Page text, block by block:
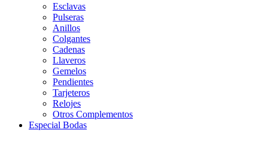
Esclavas
Pulseras
Anillos
Colgantes
Cadenas
Llaveros
Gemelos
Pendientes
Tarjeteros
Relojes
Otros Complementos
Especial Bodas